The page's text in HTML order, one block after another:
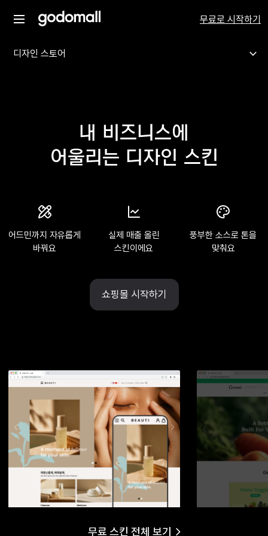
무료로 시작하기
디자인 스토어